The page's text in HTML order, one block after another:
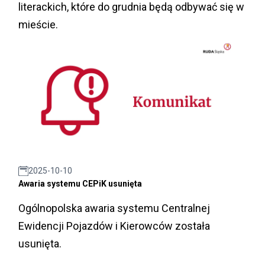
literackich, które do grudnia będą odbywać się w
mieście.
2025-10-10
Awaria systemu CEPiK usunięta
Ogólnopolska awaria systemu Centralnej
Ewidencji Pojazdów i Kierowców została
usunięta.